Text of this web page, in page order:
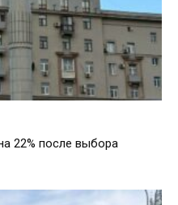
22% после выбора